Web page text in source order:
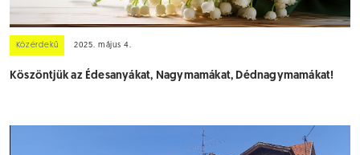
Közérdekű 2025. május 4.
Köszöntjük az Édesanyákat, Nagymamákat, Dédnagymamákat!